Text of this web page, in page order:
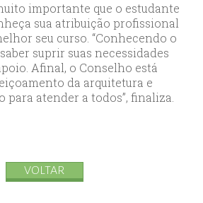
importante que o estudante
sua atribuição profissional
seu curso. “Conhecendo o
suprir suas necessidades
Afinal, o Conselho está
da arquitetura e
para atender a todos”, finaliza.
VOLTAR